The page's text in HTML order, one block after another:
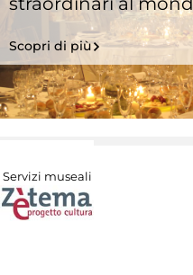
Scopri di più
Servizi museali